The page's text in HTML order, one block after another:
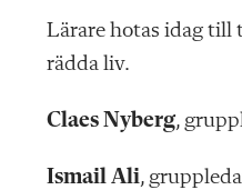
Lärare hotas idag till
rädda liv.
Claes Nyberg,
Ismail Ali,